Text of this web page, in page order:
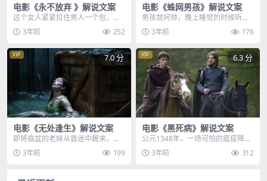
电影《永不放弃 》解说文案
这个女人紧紧拉住男人一个包，见
男人不放手，女人反手就是一个肘
击，接着又压住男人的...
3年前 252
电影《蛛网男孩》解说文案
男孩就阿帅，晚上睡觉的时候听到
声音是从墙里传出来，他把耳朵贴
在墙上，没想到墙那边...
3年前 176
VIP 7.0 分
电影《无处逢生》解说文案
即将临盆的老妹从昏迷中醒来，发
现自己藏身的集装箱，正咕嘟咕嘟
不断涌进海水，她一脸...
3年前 199
VIP 6.3 分
电影《黑死病》解说文案
公元1348年，一场可怕的瘟疫降临
欧洲，结果死了无数人，大家都人
心惶惶的，称这种...
3年前 312